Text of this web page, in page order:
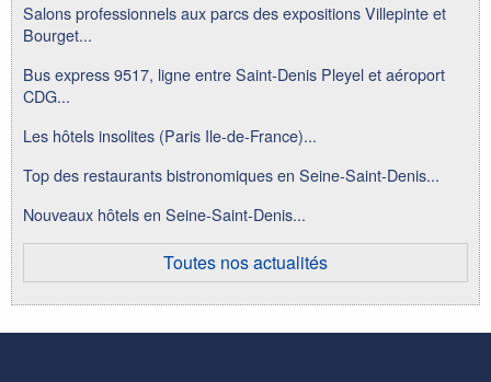
Salons professionnels aux parcs des expositions Villepinte et
Bourget...
Bus express 9517, ligne entre Saint-Denis Pleyel et aéroport
CDG...
Les hôtels insolites (Paris Ile-de-France)...
Top des restaurants bistronomiques en Seine-Saint-Denis...
Nouveaux hôtels en Seine-Saint-Denis...
Toutes nos actualités